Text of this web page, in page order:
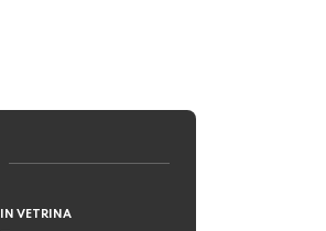
IN VETRINA